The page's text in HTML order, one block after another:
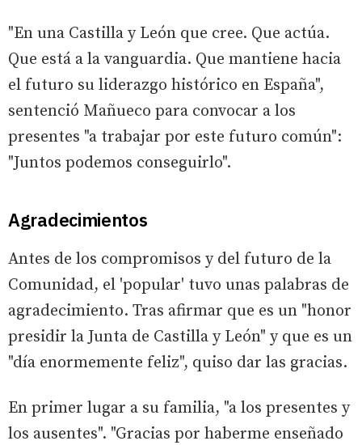
"En una Castilla y León que cree. Que actúa.
Que está a la vanguardia. Que mantiene hacia
el futuro su liderazgo histórico en España",
sentenció Mañueco para convocar a los
presentes "a trabajar por este futuro común":
"Juntos podemos conseguirlo".
Agradecimientos
Antes de los compromisos y del futuro de la
Comunidad, el 'popular' tuvo unas palabras de
agradecimiento. Tras afirmar que es un "honor
presidir la Junta de Castilla y León" y que es un
"día enormemente feliz", quiso dar las gracias.
En primer lugar a su familia, "a los presentes y
los ausentes". "Gracias por haberme enseñado